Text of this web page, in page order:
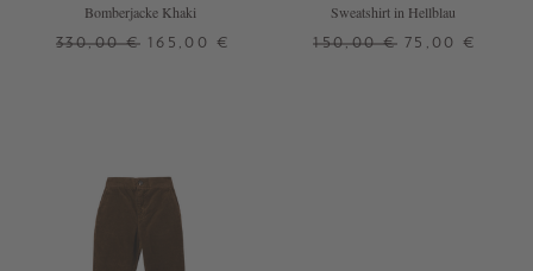
Bomberjacke Khaki
330,00 € 165,00 €
Sweatshirt in Hellblau
150,00 € 75,00 €